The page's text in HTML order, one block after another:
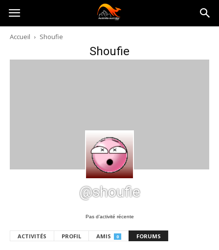
Australia-
australie.com
Accueil Shoufie
Shoufie
@shoufie
Pas d’activité récente
ACTIVITÉS PROFIL AMIS 0 FORUMS